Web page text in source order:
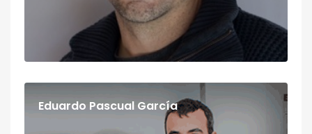
Eduardo Pascual García